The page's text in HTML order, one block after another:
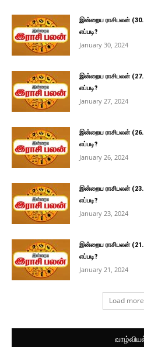
இன்றைய ராசிபலன்
எப்படி?
January 30, 2024
இன்றைய ராசிபலன்
எப்படி?
January 27, 2024
இன்றைய ராசிபலன்
எப்படி?
January 26, 2024
இன்றைய ராசிபலன்
எப்படி?
January 23, 2024
இன்றைய ராசிபலன்
எப்படி?
January 21, 2024
Load more